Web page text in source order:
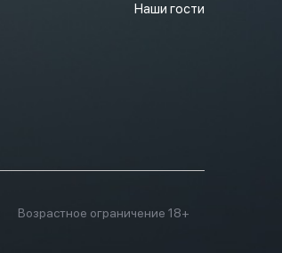
Наши гости
Возрастное ограничение 18+